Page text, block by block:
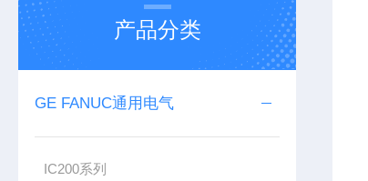
产品分类
GE FANUC通用电气
IC200系列